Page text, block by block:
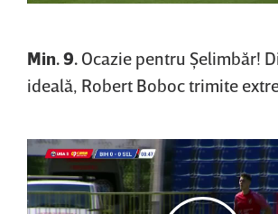
Min. 9. Ocazie pentru Şelimbăr!
ideală, Robert Boboc trimite